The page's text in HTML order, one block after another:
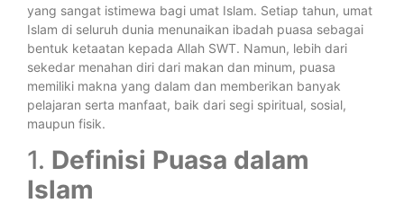
yang sangat istimewa bagi umat Islam. Setiap tahun, umat
Islam di seluruh dunia menunaikan ibadah puasa sebagai
bentuk ketaatan kepada Allah SWT. Namun, lebih dari
sekedar menahan diri dari makan dan minum, puasa
memiliki makna yang dalam dan memberikan banyak
pelajaran serta manfaat, baik dari segi spiritual, sosial,
maupun fisik.
1. Definisi Puasa dalam
Islam